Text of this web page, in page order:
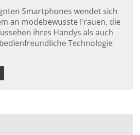
Smartphones wendet sich
an modebewusste Frauen, die
ihres Handys als auch
Technologie